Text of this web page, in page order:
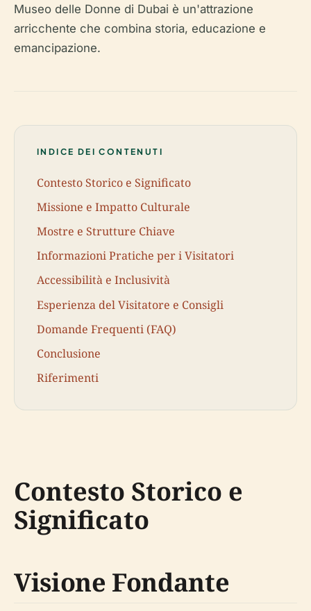
Museo delle Donne di Dubai è un'attrazione
arricchente che combina storia, educazione e
emancipazione.
INDICE DEI CONTENUTI
Contesto Storico e Significato
Missione e Impatto Culturale
Mostre e Strutture Chiave
Informazioni Pratiche per i Visitatori
Accessibilità e Inclusività
Esperienza del Visitatore e Consigli
Domande Frequenti (FAQ)
Conclusione
Riferimenti
Contesto Storico e
Significato
Visione Fondante